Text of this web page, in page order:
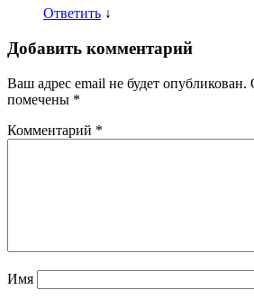
Ответить ↓
Добавить комментарий
Ваш адрес email не будет опубликован.
помечены *
Комментарий *
Имя